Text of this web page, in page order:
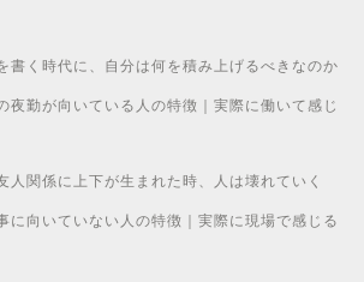
書く時代に、自分は何を積み上げるべきなのか
夜勤が向いている人の特徴｜実際に働いて感じ
人関係に上下が生まれた時、人は壊れていく
に向いていない人の特徴｜実際に現場で感じる